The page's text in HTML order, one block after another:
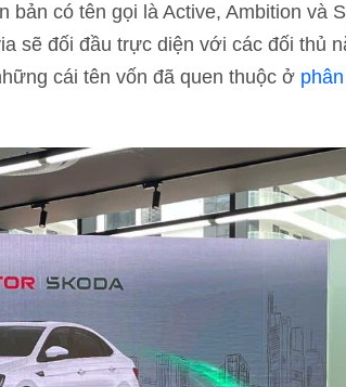
có tên gọi là Active, Ambition và
sẽ đối đầu trực diện với các đối thủ
cái tên vốn đã quen thuộc ở